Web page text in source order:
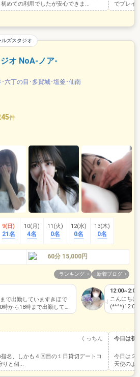
めての利用でしたが安心できま...
でプレイ
オ NoA-ノア-
六丁の目･多賀城･塩釜･仙南
件
9(日)
21名
10(月)
4名
11(火)
0名
12(水)
0名
13(木)
0名
60分 15,000円
ランキング 新着ブログ
で出勤していますきほで
から18時まで出勤してま
ので今日も色…
こんにち
日もよろし
くっちん
名、しかも４回目の１日貸切デートコ
りと個...
今日は初
今日は２
天使のよ
ズスタジオ